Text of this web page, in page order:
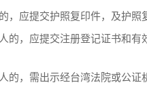
，应提交护照复印件，及护照
的，应提交注册登记证书和
的，需出示经台湾法院或公